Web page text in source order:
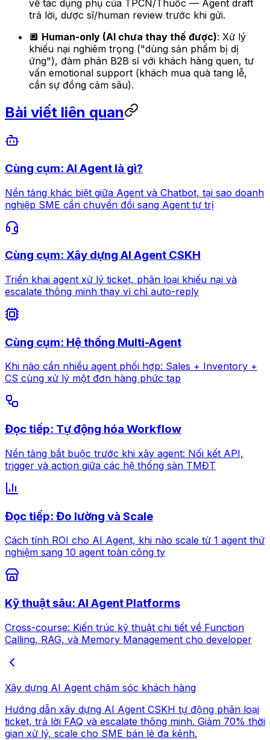
về tác dụng phụ của TPCN/Thuốc — Agent draft
trả lời, dược sĩ/human review trước khi gửi.
🔲 Human-only (AI chưa thay thế được): Xử lý
khiếu nại nghiêm trọng ("dùng sản phẩm bị dị
ứng"), đàm phán B2B sỉ với khách hàng quen, tư
vấn emotional support (khách mua quà tang lễ,
cần sự đồng cảm sâu).
Bài viết liên quan
Cùng cụm: AI Agent là gì?
Nền tảng khác biệt giữa Agent và Chatbot, tại sao doanh
nghiệp SME cần chuyển đổi sang Agent tự trị
Cùng cụm: Xây dựng AI Agent CSKH
Triển khai agent xử lý ticket, phân loại khiếu nại và
escalate thông minh thay vì chỉ auto-reply
Cùng cụm: Hệ thống Multi-Agent
Khi nào cần nhiều agent phối hợp: Sales + Inventory +
CS cùng xử lý một đơn hàng phức tạp
Đọc tiếp: Tự động hóa Workflow
Nền tảng bắt buộc trước khi xây agent: Nối kết API,
trigger và action giữa các hệ thống sàn TMĐT
Đọc tiếp: Đo lường và Scale
Cách tính ROI cho AI Agent, khi nào scale từ 1 agent thử
nghiệm sang 10 agent toàn công ty
Kỹ thuật sâu: AI Agent Platforms
Cross-course: Kiến trúc kỹ thuật chi tiết về Function
Calling, RAG, và Memory Management cho developer
Xây dựng AI Agent chăm sóc khách hàng
Hướng dẫn xây dựng AI Agent CSKH tự động phân loại
ticket, trả lời FAQ và escalate thông minh. Giảm 70% thời
gian xử lý, scale cho SME bán lẻ đa kênh.